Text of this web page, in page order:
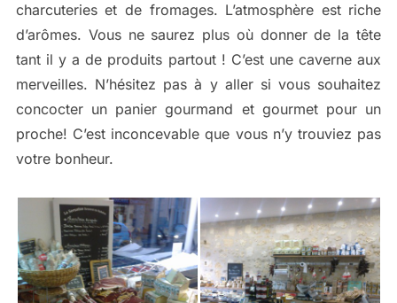
charcuteries et de fromages. L’atmosphère est riche
d’arômes. Vous ne saurez plus où donner de la tête
tant il y a de produits partout ! C’est une caverne aux
merveilles. N’hésitez pas à y aller si vous souhaitez
concocter un panier gourmand et gourmet pour un
proche! C’est inconcevable que vous n’y trouviez pas
votre bonheur.